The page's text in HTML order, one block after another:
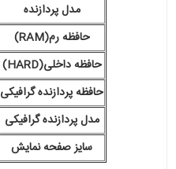
مدل پردازنده
حافظه رم(RAM)
حافظه داخلی(HARD)
حافظه پردازنده گرافیکی
مدل پردازنده گرافیکی
سایز صفحه نمایش